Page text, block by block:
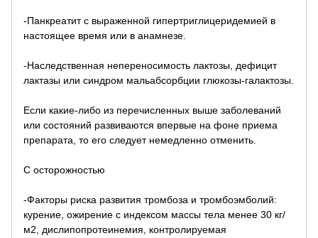
-Панкреатит с выраженной гипертриглицеридемией в
настоящее время или в анамнезе.
-Наследственная непереносимость лактозы, дефицит
лактазы или синдром мальабсорбции глюкозы-галактозы.
Если какие-либо из перечисленных выше заболеваний
или состояний развиваются впервые на фоне приема
препарата, то его следует немедленно отменить.
С осторожностью
-Факторы риска развития тромбоза и тромбоэмболий:
курение, ожирение с индексом массы тела менее 30 кг/
м2, дислипопротеинемия, контролируемая